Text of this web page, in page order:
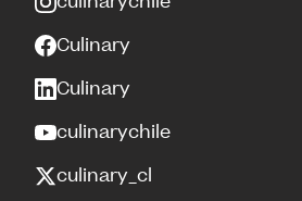
Culinary
Culinary
culinarychile
culinary_cl